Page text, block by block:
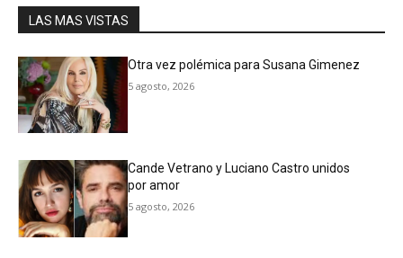
LAS MAS VISTAS
Otra vez polémica para Susana Gimenez
5 agosto, 2026
Cande Vetrano y Luciano Castro unidos
por amor
5 agosto, 2026